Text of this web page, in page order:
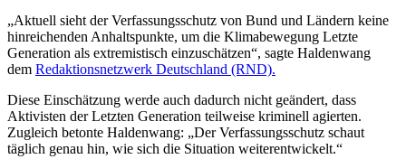
„Aktuell sieht der Verfassungsschutz von Bund und Ländern keine
hinreichenden Anhaltspunkte, um die Klimabewegung Letzte
Generation als extremistisch einzuschätzen“, sagte Haldenwang
dem Redaktionsnetzwerk Deutschland (RND).
Diese Einschätzung werde auch dadurch nicht geändert, dass
Aktivisten der Letzten Generation teilweise kriminell agierten.
Zugleich betonte Haldenwang: „Der Verfassungsschutz schaut
täglich genau hin, wie sich die Situation weiterentwickelt.“